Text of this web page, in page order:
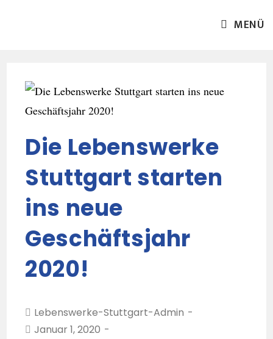
MENÜ
Die Lebenswerke
Stuttgart starten
ins neue
Geschäftsjahr
2020!
Lebenswerke-Stuttgart-Admin
Januar 1, 2020